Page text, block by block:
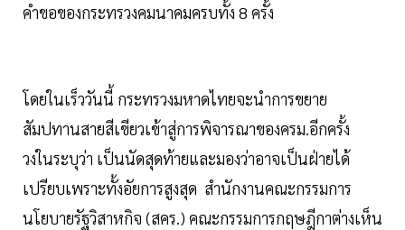
คำขอของกระทรวงคมนาคมครบทั้ง 8 ครั้ง
โดยในเร็ววันนี้ กระทรวงมหาดไทยจะนำการขยาย
สัมปทานสายสีเขียวเข้าสู่การพิจารณาของครม.อีกครั้ง
วงในระบุว่า เป็นนัดสุดท้ายและมองว่าอาจเป็นฝ่ายได้
เปรียบเพราะทั้งอัยการสูงสุด สำนักงานคณะกรรมการ
นโยบายรัฐวิสาหกิจ (สคร.) คณะกรรมการกฤษฎีกาต่างเห็น